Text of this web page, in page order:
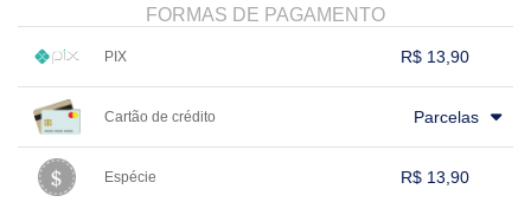
FORMAS DE PAGAMENTO
PIX R$ 13,90
..
Cartão de crédito Parcelas
...
Espécie R$ 13,90